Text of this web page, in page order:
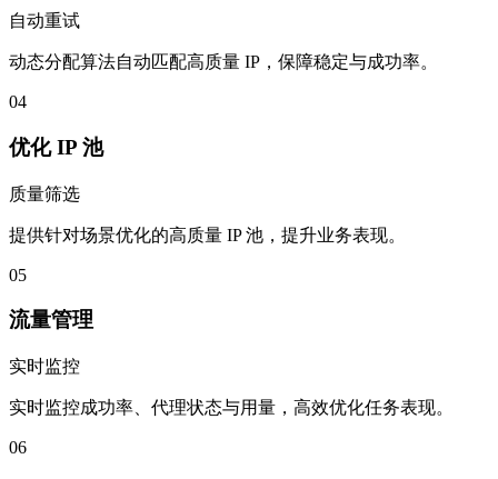
自动重试
动态分配算法自动匹配高质量 IP，保障稳定与成功率。
04
优化 IP 池
质量筛选
提供针对场景优化的高质量 IP 池，提升业务表现。
05
流量管理
实时监控
实时监控成功率、代理状态与用量，高效优化任务表现。
06